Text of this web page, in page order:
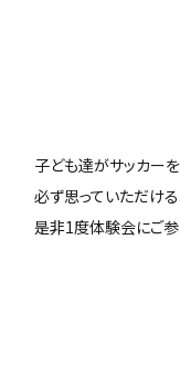
子ども達がサッカーを
必ず思っていただけ
是非1度体験会にご参